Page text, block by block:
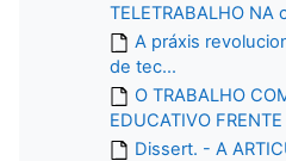
TELETRABALHO NA
A práxis
de tec...
O TRABALHO
EDUCATIVO
Dissert. - A